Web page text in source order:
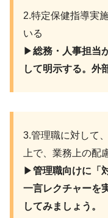
2.特定保健指導実
いる
▶︎総務・人事担当
して明示する。外
3.管理職に対して
上で、業務上の配
▶︎管理職向けに「
一言レクチャーを
してみましょう。